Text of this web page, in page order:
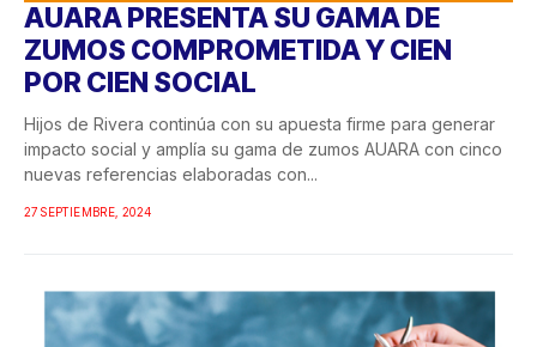
AUARA PRESENTA SU GAMA DE
ZUMOS COMPROMETIDA Y CIEN
POR CIEN SOCIAL
Hijos de Rivera continúa con su apuesta firme para generar
impacto social y amplía su gama de zumos AUARA con cinco
nuevas referencias elaboradas con...
27 SEPTIEMBRE, 2024